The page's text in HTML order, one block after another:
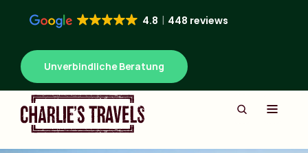
4.8 448 reviews
Unverbindliche Beratung